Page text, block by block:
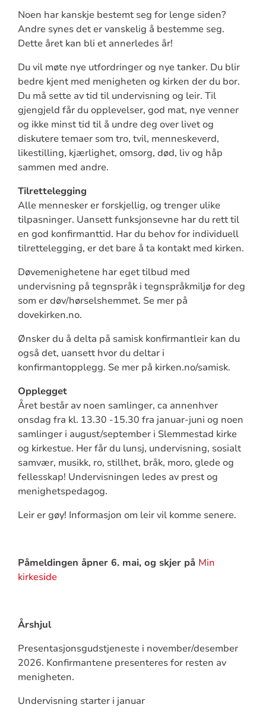
Noen har kanskje bestemt seg for lenge siden?
Andre synes det er vanskelig å bestemme seg.
Dette året kan bli et annerledes år!
Du vil møte nye utfordringer og nye tanker. Du blir
bedre kjent med menigheten og kirken der du bor.
Du må sette av tid til undervisning og leir. Til
gjengjeld får du opplevelser, god mat, nye venner
og ikke minst tid til å undre deg over livet og
diskutere temaer som tro, tvil, menneskeverd,
likestilling, kjærlighet, omsorg, død, liv og håp
sammen med andre.
Tilrettelegging
Alle mennesker er forskjellig, og trenger ulike
tilpasninger. Uansett funksjonsevne har du rett til
en god konfirmanttid. Har du behov for individuell
tilrettelegging, er det bare å ta kontakt med kirken.
Døvemenighetene har eget tilbud med
undervisning på tegnspråk i tegnspråkmiljø for deg
som er døv/hørselshemmet. Se mer på
dovekirken.no.
Ønsker du å delta på samisk konfirmantleir kan du
også det, uansett hvor du deltar i
konfirmantopplegg. Se mer på kirken.no/samisk.
Opplegget
Året består av noen samlinger, ca annenhver
onsdag fra kl. 13.30 -15.30 fra januar-juni og noen
samlinger i august/september i Slemmestad kirke
og kirkestue. Her får du lunsj, undervisning, sosialt
samvær, musikk, ro, stillhet, bråk, moro, glede og
fellesskap! Undervisningen ledes av prest og
menighetspedagog.
Leir er gøy! Informasjon om leir vil komme senere.
Påmeldingen åpner 6. mai, og skjer på Min
kirkeside
Årshjul
Presentasjonsgudstjeneste i november/desember
2026. Konfirmantene presenteres for resten av
menigheten.
Undervisning starter i januar